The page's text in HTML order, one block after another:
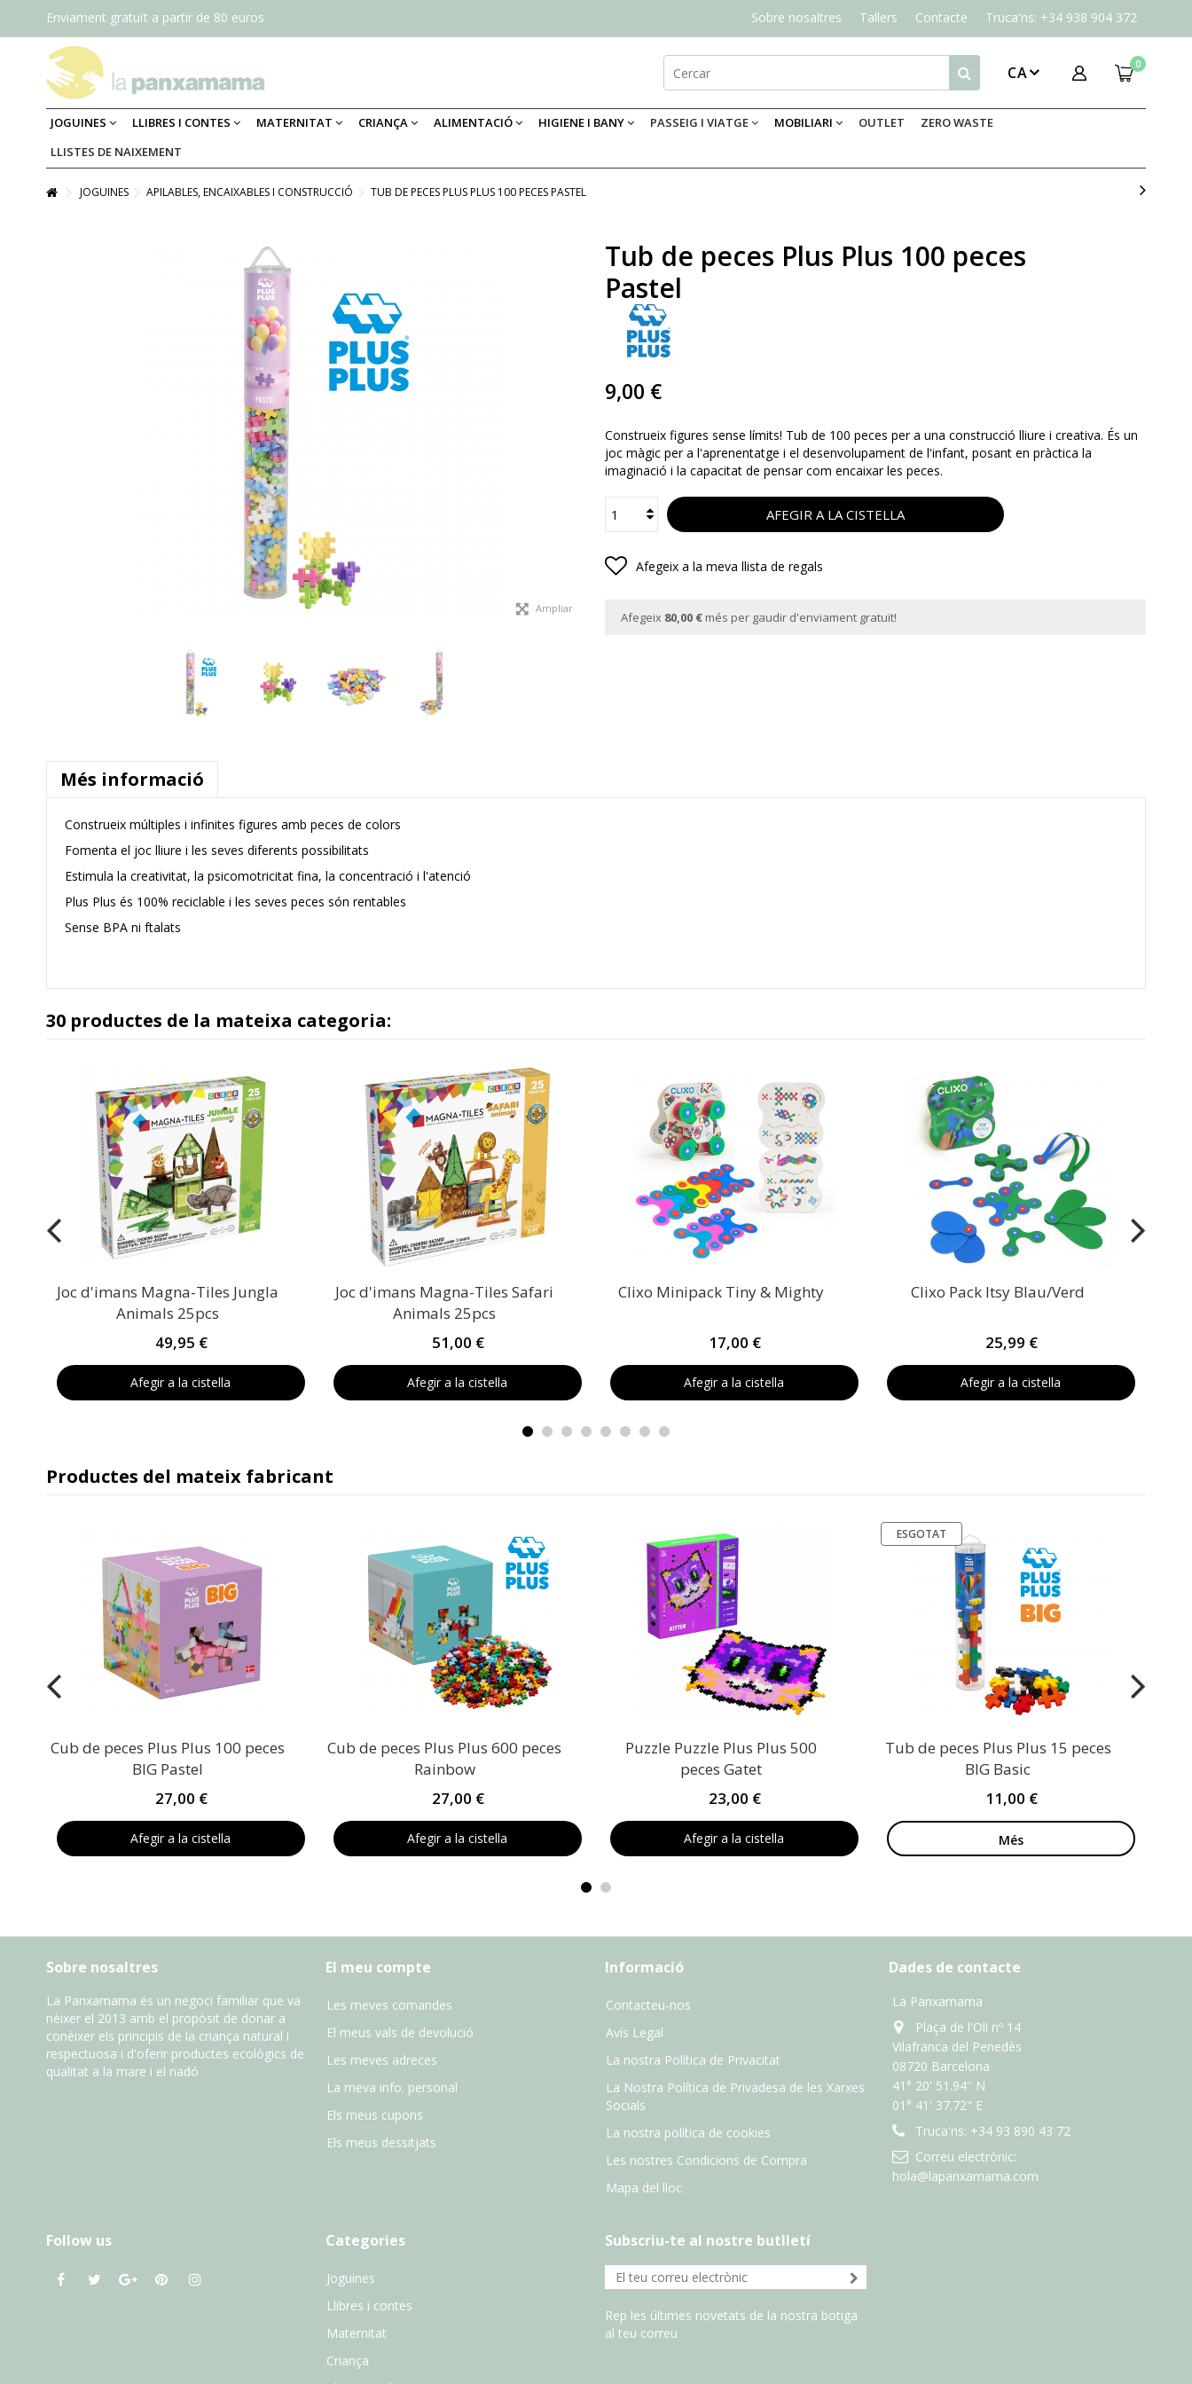
Sobre nosaltres Tallers Contacte Truca'ns: +34 938 904 372
Enviament gratuït a partir de 80 euros
0
CA
JOGUINES LLIBRES I CONTES MATERNITAT CRIANÇA ALIMENTACIÓ HIGIENE I BANY PASSEIG I VIATGE MOBILIARI OUTLET
ZERO WASTE
LLISTES DE NAIXEMENT
JOGUINES APILABLES, ENCAIXABLES I CONSTRUCCIÓ TUB DE PECES PLUS PLUS 100 PECES PASTEL
Ampliar
Tub de peces Plus Plus 100 peces
Pastel
9,00 €
Construeix figures sense límits! Tub de 100 peces per a una construcció lliure i creativa. És un
joc màgic per a l'aprenentatge i el desenvolupament de l'infant, posant en pràctica la
imaginació i la capacitat de pensar com encaixar les peces.
AFEGIR A LA CISTELLA
Afegeix a la meva llista de regals
Afegeix 80,00 € més per gaudir d'enviament gratuït!
Més informació
Construeix múltiples i infinites figures amb peces de colors
Fomenta el joc lliure i les seves diferents possibilitats
Estimula la creativitat, la psicomotricitat fina, la concentració i l'atenció
Plus Plus és 100% reciclable i les seves peces són rentables
Sense BPA ni ftalats
30 productes de la mateixa categoria:
Joc d'imans Magna-Tiles Jungla
Animals 25pcs
49,95 €
Afegir a la cistella
Joc d'imans Magna-Tiles Safari
Animals 25pcs
51,00 €
Afegir a la cistella
Clixo Minipack Tiny & Mighty
17,00 €
Afegir a la cistella
Clixo Pack Itsy Blau/Verd
25,99 €
Afegir a la cistella
Productes del mateix fabricant
Cub de peces Plus Plus 100 peces
BIG Pastel
27,00 €
Afegir a la cistella
Cub de peces Plus Plus 600 peces
Rainbow
27,00 €
Afegir a la cistella
Puzzle Puzzle Plus Plus 500
peces Gatet
23,00 €
Afegir a la cistella
ESGOTAT
Tub de peces Plus Plus 15 peces
BIG Basic
11,00 €
Més
Sobre nosaltres
La Panxamama és un negoci familiar que va
nèixer el 2013 amb el propòsit de donar a
conèixer els principis de la criança natural i
respectuosa i d'oferir productes ecològics de
qualitat a la mare i el nadó
El meu compte
Les meves comandes
El meus vals de devolució
Les meves adreces
La meva info. personal
Els meus cupons
Els meus dessitjats
Informació
Contacteu-nos
Avís Legal
La nostra Política de Privacitat
La Nostra Política de Privadesa de les Xarxes
Socials
La nostra política de cookies
Les nostres Condicions de Compra
Mapa del lloc
Dades de contacte
La Panxamama
Plaça de l'Oli nº 14
Vilafranca del Penedès
08720 Barcelona
41° 20' 51.94'' N
01° 41' 37.72" E
Truca'ns: +34 93 890 43 72
Correu electrònic:
hola@lapanxamama.com
Follow us Categories
Joguines
Llibres i contes
Maternitat
Criança
Subscriu-te al nostre butlletí
Rep les últimes novetats de la nostra botiga
al teu correu